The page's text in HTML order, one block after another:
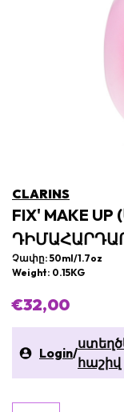
CLARINS
FIX' MAKE
Չափը: 50ml/1.7oz
Weight: 0.15KG
€32,00
Login/
հաշիվ